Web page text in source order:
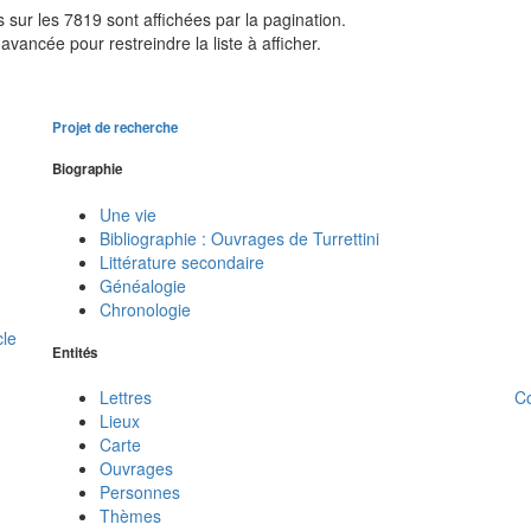
les 7819 sont affichées par la pagination.
pour restreindre la liste à afficher.
Projet de recherche
Biographie
Une vie
Bibliographie : Ouvrages de Turrettini
Littérature secondaire
Généalogie
Chronologie
Entités
Lettres
Lieux
Carte
Ouvrages
Personnes
Thèmes